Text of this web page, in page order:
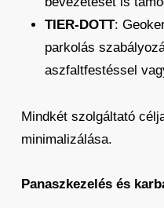
TIER-DOTT:
parkolás
aszfaltfestéssel
Mindkét szolgáltató
minimalizálása.
Panaszkezelés és